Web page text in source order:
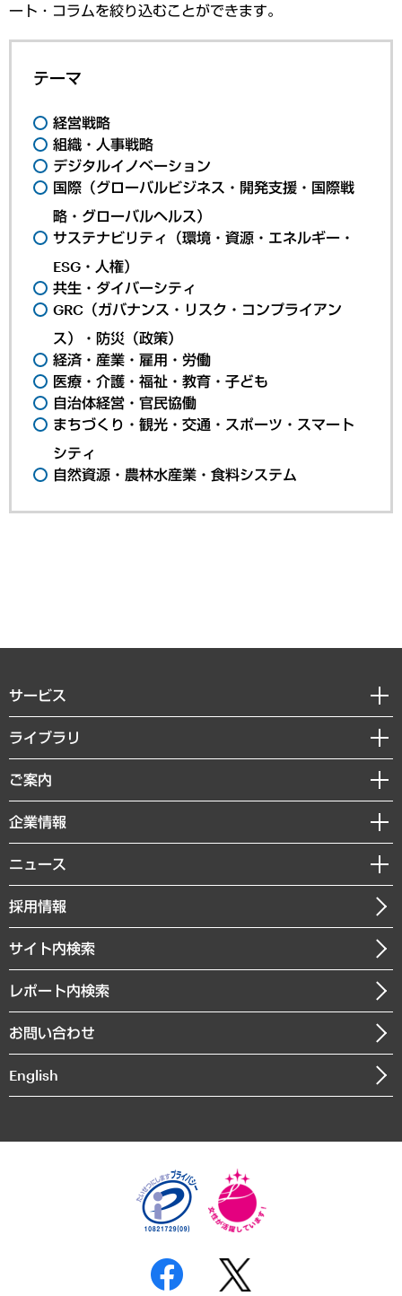
ート・コラムを絞り込むことができます。
テーマ
経営戦略
組織・人事戦略
デジタルイノベーション
国際（グローバルビジネス・開発支援・国際戦
略・グローバルヘルス）
サステナビリティ（環境・資源・エネルギー・
ESG・人権）
共生・ダイバーシティ
GRC（ガバナンス・リスク・コンプライアン
ス）・防災（政策）
経済・産業・雇用・労働
医療・介護・福祉・教育・子ども
自治体経営・官民協働
まちづくり・観光・交通・スポーツ・スマート
シティ
自然資源・農林水産業・食料システム
サービス
経営戦略
組織・人事戦略
デジタルイノベーション
共生・ダイバーシティ
GRC（ガバナンス・リスク・コンプライアンス）・防災（政策）
経済・産業・雇用・労働
まちづくり・観光・交通・スポーツ・スマートシティ
自然資源・農林水産業・食料システム
ライブラリ
経済調査
レポート
コラム
経営用語集
受託・受注実績（官公庁関連）
メディア掲載・出演
ご案内
セミナー・イベント情報
MUFGビジネスセミナー
受託案件情報
企業情報
私たちの想い
社長メッセージ
会社概要
沿革
組織図・本部部室紹介
インドネシア現地法人
個人情報保護方針
反社会的勢力に対する基本方針
ニュース
ニュースリリース
お知らせ
採用情報
サイト内検索
レポート内検索
お問い合わせ
English